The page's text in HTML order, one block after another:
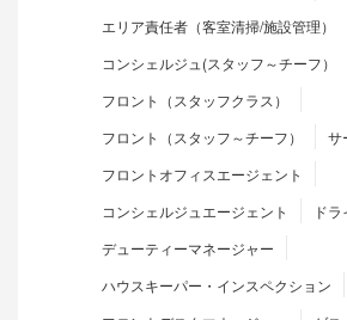
エリア責任者（客室清掃/施設管理）
コンシェルジュ(スタッフ～チーフ）
フロント（スタッフクラス）
フロント（スタッフ～チーフ）
サ
フロントオフィスエージェント
コンシェルジュエージェント
ド
デューティーマネージャー
ハウスキーパー・インスペクション